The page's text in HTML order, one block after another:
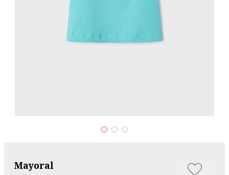
Mayoral